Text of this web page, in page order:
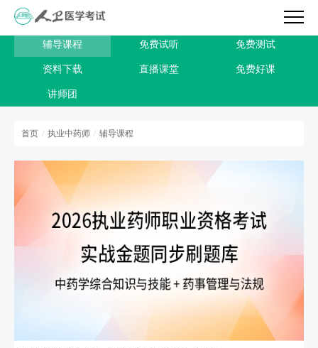
辅导课程 免费试听 免费测试
资料下载 直播课堂 免费好课
讲师团
首页 / 执业中药师 / 辅导课程